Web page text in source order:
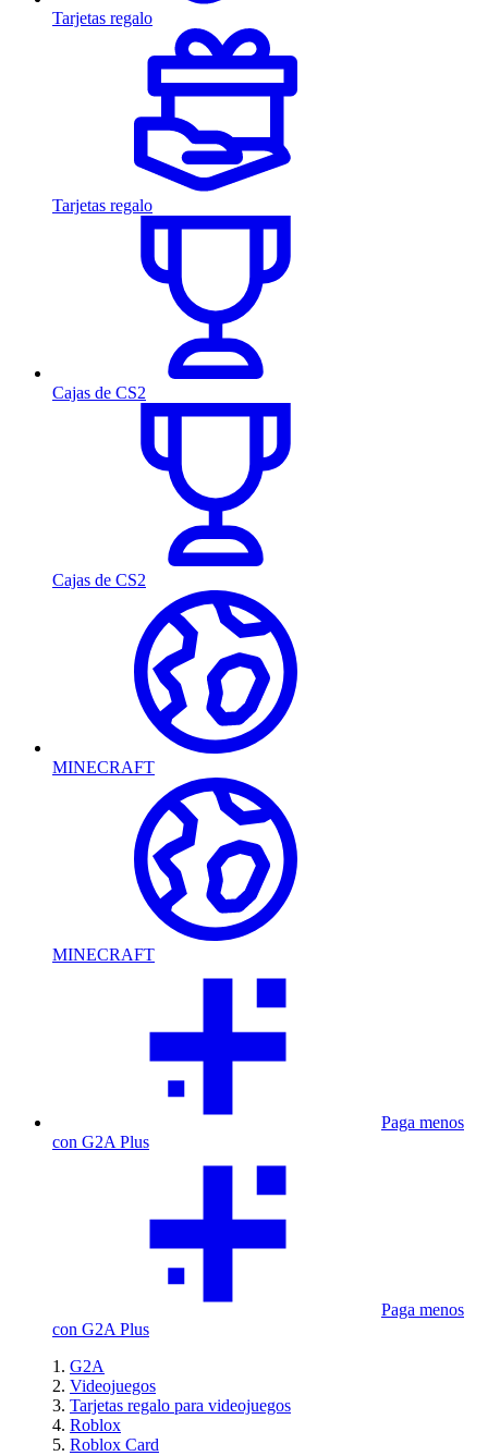
Tarjetas regalo
Tarjetas regalo
Cajas de CS2
Cajas de CS2
MINECRAFT
MINECRAFT
Paga menos
con G2A Plus
Paga menos
con G2A Plus
G2A
Videojuegos
Tarjetas regalo para videojuegos
Roblox
Roblox Card